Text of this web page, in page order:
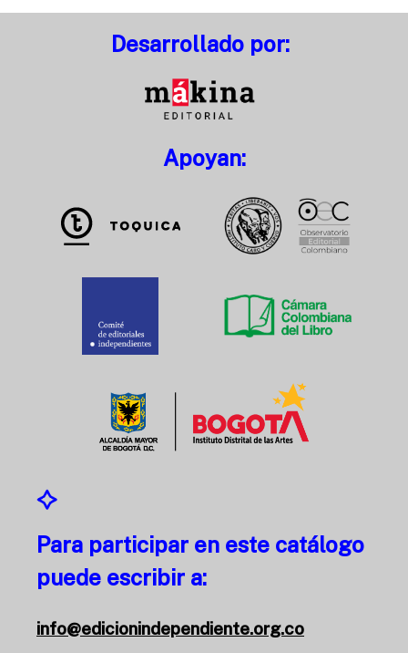
Desarrollado por:
Apoyan:
Para participar en este catálogo
puede escribir a:
info@edicionindependiente.org.co